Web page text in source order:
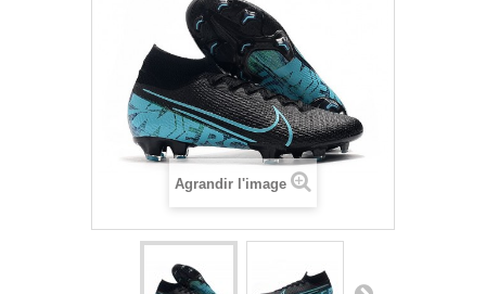
Agrandir l'image